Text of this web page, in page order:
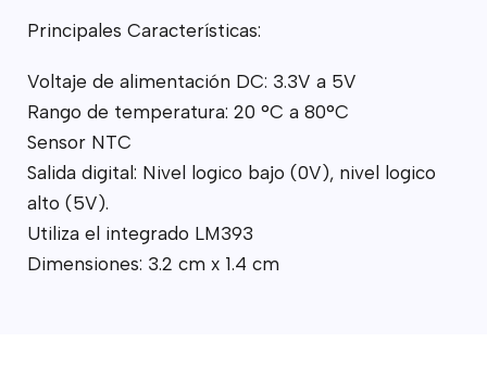
Principales Características:
Voltaje de alimentación DC: 3.3V a 5V
Rango de temperatura: 20 °C a 80°C
Sensor NTC
Salida digital: Nivel logico bajo (0V), nivel logico
alto (5V).
Utiliza el integrado LM393
Dimensiones: 3.2 cm x 1.4 cm